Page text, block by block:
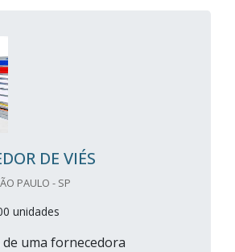
DE VIÉS
PAULO - SP
unidades
uma fornecedora